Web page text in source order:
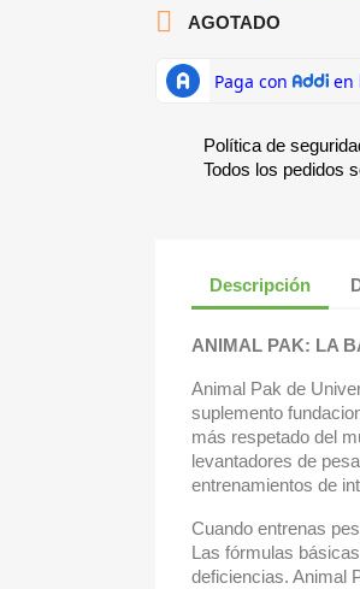
 AGOTADO
Política de
Todos los pedidos
Descripción
ANIMAL PAK: LA
Animal Pak de
suplemento
más respetado del
levantadores de
entrenamientos de
Cuando entrenas
Las fórmulas
deficiencias. Animal